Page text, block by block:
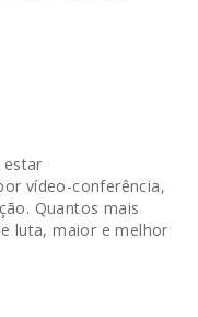
estar
vídeo-conferência,
Quantos mais
luta, maior e melhor